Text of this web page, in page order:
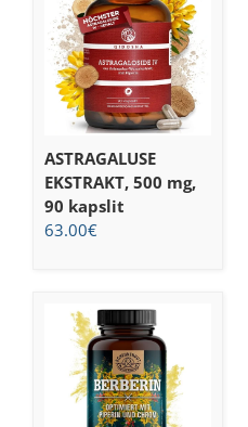
ASTRAGALUSE
EKSTRAKT, 500 mg,
90 kapslit
63.00€